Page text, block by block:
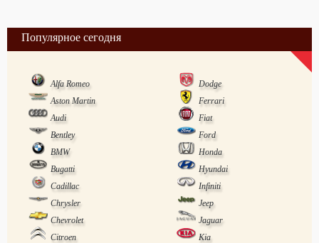
Популярное сегодня
Alfa Romeo
Dodge
Aston Martin
Ferrari
Audi
Fiat
Bentley
Ford
BMW
Honda
Bugatti
Hyundai
Cadillac
Infiniti
Chrysler
Jeep
Chevrolet
Jaguar
Citroen
Kia